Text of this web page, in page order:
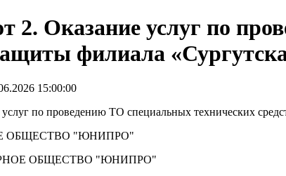
2. Оказание услуг по
филиала
15:00:00
по проведению ТО специальных технических
ОБЩЕСТВО "ЮНИПРО"
ОБЩЕСТВО "ЮНИПРО"